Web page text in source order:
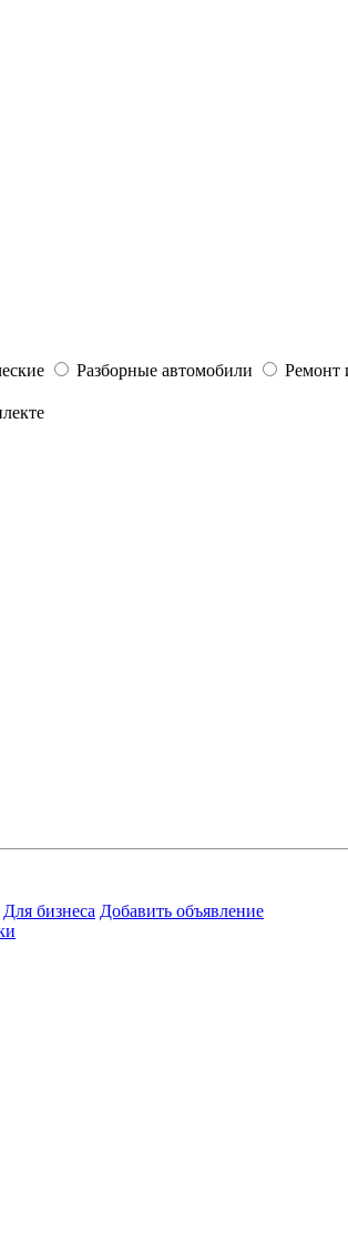
Разборные автомобили Ремонт
Для бизнеса Добавить объявление